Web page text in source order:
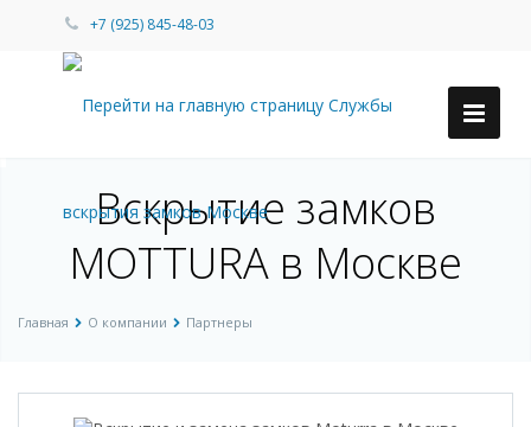
+7 (925) 845-48-03
Вскрытие замков
MOTTURA в Москве
Главная О компании Партнеры